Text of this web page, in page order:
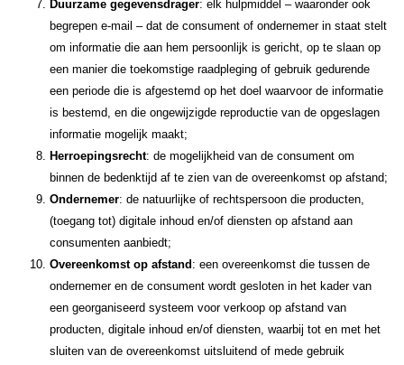
Duurzame gegevensdrager: elk hulpmiddel – waaronder ook
begrepen e-mail – dat de consument of ondernemer in staat stelt
om informatie die aan hem persoonlijk is gericht, op te slaan op
een manier die toekomstige raadpleging of gebruik gedurende
een periode die is afgestemd op het doel waarvoor de informatie
is bestemd, en die ongewijzigde reproductie van de opgeslagen
informatie mogelijk maakt;
Herroepingsrecht: de mogelijkheid van de consument om
binnen de bedenktijd af te zien van de overeenkomst op afstand;
Ondernemer: de natuurlijke of rechtspersoon die producten,
(toegang tot) digitale inhoud en/of diensten op afstand aan
consumenten aanbiedt;
Overeenkomst op afstand : een overeenkomst die tussen de
ondernemer en de consument wordt gesloten in het kader van
een georganiseerd systeem voor verkoop op afstand van
producten, digitale inhoud en/of diensten, waarbij tot en met het
sluiten van de overeenkomst uitsluitend of mede gebruik